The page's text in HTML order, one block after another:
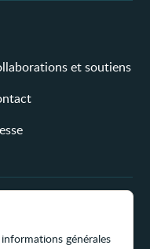
et soutiens
générales